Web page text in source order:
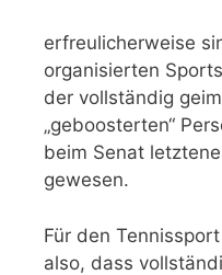
erfreulicherweise
organisierten
der vollständig
„geboosterten“
beim Senat
gewesen.
Für den
also, dass